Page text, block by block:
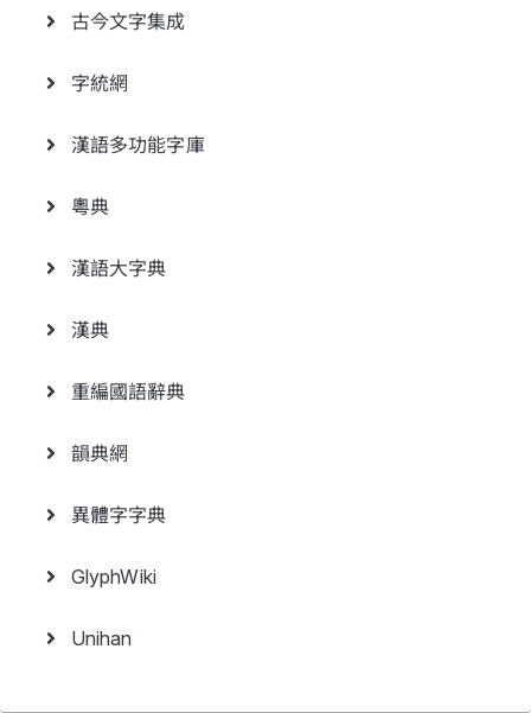
古今文字集成
字統網
漢語多功能字庫
粵典
漢語大字典
漢典
重編國語辭典
韻典網
異體字字典
GlyphWiki
Unihan